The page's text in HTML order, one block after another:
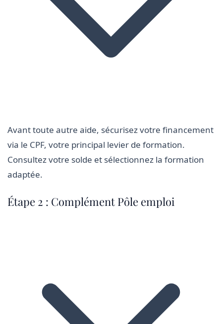
Avant toute autre aide, sécurisez votre financement
via le CPF, votre principal levier de formation.
Consultez votre solde et sélectionnez la formation
adaptée.
Étape 2 : Complément Pôle emploi